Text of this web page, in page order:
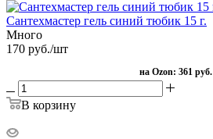
Сантехмастер гель синий тюбик 15 г.
Много
170 руб./шт
на Ozon: 361 руб.
В корзину